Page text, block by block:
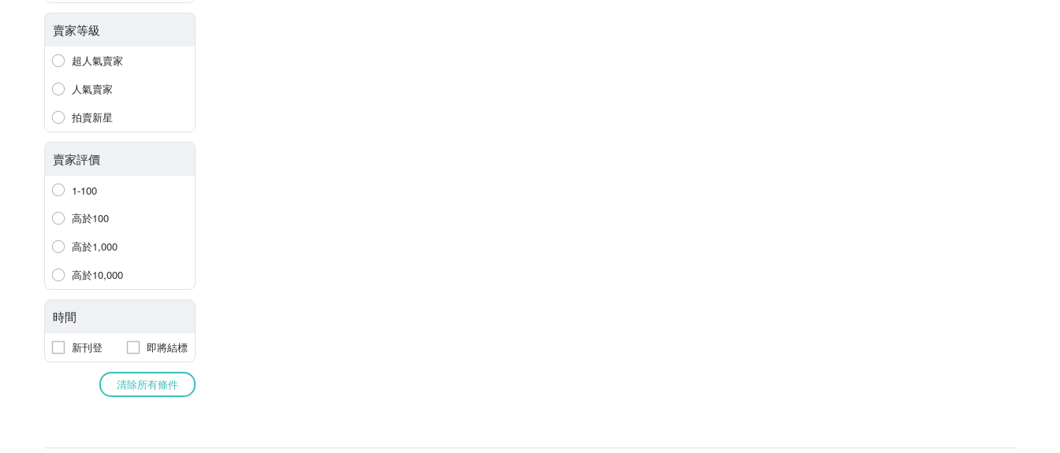
賣家等級
超人氣賣家
人氣賣家
拍賣新星
賣家評價
1-100
高於100
高於1,000
高於10,000
時間
新刊登 即將結標
清除所有條件